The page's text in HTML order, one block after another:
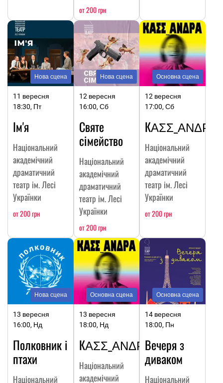
от 200 грн
Нова сцена
11 вересня
18:30, Пт
Ім'я
Національний
академічний
драматичний
театр ім. Лесі
Українки
от 200 грн
Нова сцена
12 вересня
16:00, Сб
Святе
сімейство
Національний
академічний
драматичний
театр ім. Лесі
Українки
от 200 грн
Основна сцена
12 вересня
17:00, Сб
КΑΣΣ_ΑΝΔΡΑ
Національний
академічний
драматичний
театр ім. Лесі
Українки
от 200 грн
Нова сцена
13 вересня
16:00, Нд
Полковник і
птахи
Національний
Основна сцена
13 вересня
18:00, Нд
КΑΣΣ_ΑΝΔΡΑ
Національний
академічний
Основна сцена
14 вересня
18:00, Пн
Вечеря з
диваком
Національний